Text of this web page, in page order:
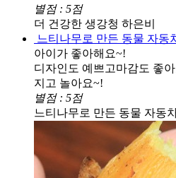
별점 : 5점
더 건강한 생강청 하은비
느티나무로 만든 동물 자동
아이가 좋아해요~!
디자인도 예쁘고마감도 좋
지고 놀아요~!
별점 : 5점
느티나무로 만든 동물 자동